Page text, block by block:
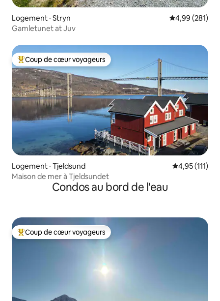
Logement · Stryn Note
4,99 (281)
Gamletunet at Juv
Coup de cœur voyageurs parmi les plus aimés
Coup de cœur voyageurs
Logement · Tjeldsund Note
4,95 (111)
Maison de mer à Tjeldsundet
Condos au bord de l'eau
Coup de cœur voyageurs parmi les plus aimés
Coup de cœur voyageurs